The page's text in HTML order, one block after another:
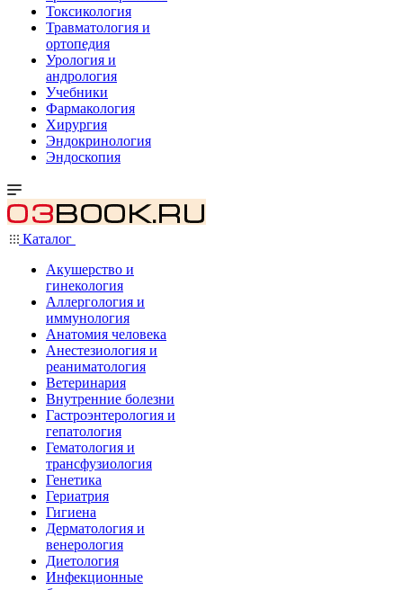
Токсикология
Травматология и
ортопедия
Урология и
андрология
Учебники
Фармакология
Хирургия
Эндокринология
Эндоскопия
Каталог
Акушерство и
гинекология
Аллергология и
иммунология
Анатомия человека
Анестезиология и
реаниматология
Ветеринария
Внутренние болезни
Гастроэнтерология и
гепатология
Гематология и
трансфузиология
Генетика
Гериатрия
Гигиена
Дерматология и
венерология
Диетология
Инфекционные